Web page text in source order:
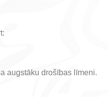
augstāku drošības līmeni.